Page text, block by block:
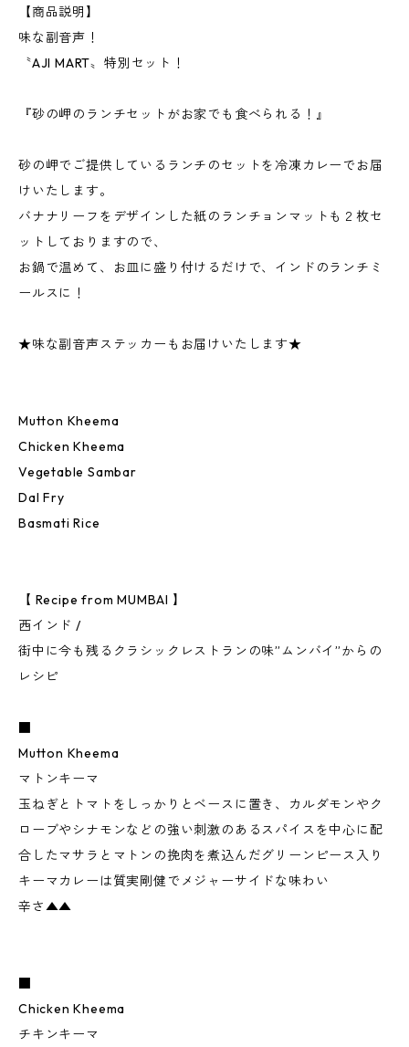
【商品説明】
味な副音声！
〝AJI MART〟特別セット！
『砂の岬のランチセットがお家でも食べられる！』
砂の岬でご提供しているランチのセットを冷凍カレーでお届
けいたします。
バナナリーフをデザインした紙のランチョンマットも２枚セ
ットしておりますので、
お鍋で温めて、お皿に盛り付けるだけで、インドのランチミ
ールスに！
★味な副音声ステッカーもお届けいたします★
Mutton Kheema
Chicken Kheema
Vegetable Sambar
Dal Fry
Basmati Rice
【 Recipe from MUMBAI 】
西インド /
街中に今も残るクラシックレストランの味”ムンバイ”からの
レシピ
■
Mutton Kheema
マトンキーマ
玉ねぎとトマトをしっかりとベースに置き、カルダモンやク
ローブやシナモンなどの強い刺激のあるスパイスを中心に配
合したマサラとマトンの挽肉を煮込んだグリーンピース入り
キーマカレーは質実剛健でメジャーサイドな味わい
辛さ▲▲
■
Chicken Kheema
チキンキーマ